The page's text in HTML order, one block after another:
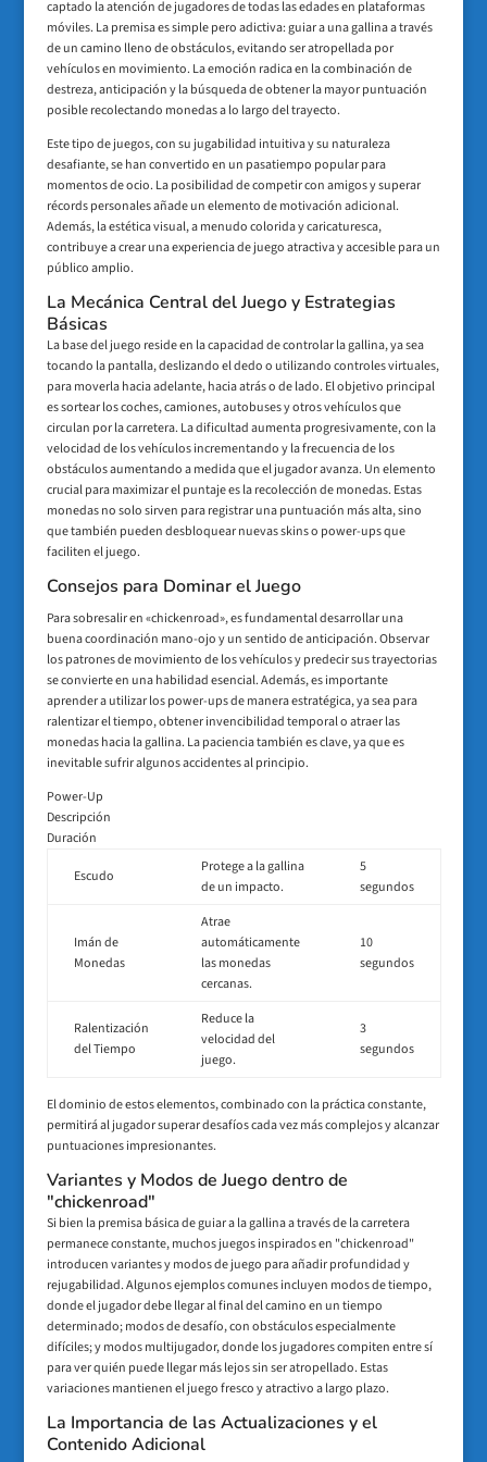
captado la atención de jugadores de todas las edades en plataformas
móviles. La premisa es simple pero adictiva: guiar a una gallina a través
de un camino lleno de obstáculos, evitando ser atropellada por
vehículos en movimiento. La emoción radica en la combinación de
destreza, anticipación y la búsqueda de obtener la mayor puntuación
posible recolectando monedas a lo largo del trayecto.
Este tipo de juegos, con su jugabilidad intuitiva y su naturaleza
desafiante, se han convertido en un pasatiempo popular para
momentos de ocio. La posibilidad de competir con amigos y superar
récords personales añade un elemento de motivación adicional.
Además, la estética visual, a menudo colorida y caricaturesca,
contribuye a crear una experiencia de juego atractiva y accesible para un
público amplio.
La Mecánica Central del Juego y Estrategias
Básicas
La base del juego reside en la capacidad de controlar la gallina, ya sea
tocando la pantalla, deslizando el dedo o utilizando controles virtuales,
para moverla hacia adelante, hacia atrás o de lado. El objetivo principal
es sortear los coches, camiones, autobuses y otros vehículos que
circulan por la carretera. La dificultad aumenta progresivamente, con la
velocidad de los vehículos incrementando y la frecuencia de los
obstáculos aumentando a medida que el jugador avanza. Un elemento
crucial para maximizar el puntaje es la recolección de monedas. Estas
monedas no solo sirven para registrar una puntuación más alta, sino
que también pueden desbloquear nuevas skins o power-ups que
faciliten el juego.
Consejos para Dominar el Juego
Para sobresalir en «chickenroad», es fundamental desarrollar una
buena coordinación mano-ojo y un sentido de anticipación. Observar
los patrones de movimiento de los vehículos y predecir sus trayectorias
se convierte en una habilidad esencial. Además, es importante
aprender a utilizar los power-ups de manera estratégica, ya sea para
ralentizar el tiempo, obtener invencibilidad temporal o atraer las
monedas hacia la gallina. La paciencia también es clave, ya que es
inevitable sufrir algunos accidentes al principio.
Power-Up
Descripción
Duración
Escudo
Protege a la gallina
de un impacto.
5
segundos
Imán de
Monedas
Atrae
automáticamente
las monedas
cercanas.
10
segundos
Ralentización
del Tiempo
Reduce la
velocidad del
juego.
3
segundos
El dominio de estos elementos, combinado con la práctica constante,
permitirá al jugador superar desafíos cada vez más complejos y alcanzar
puntuaciones impresionantes.
Variantes y Modos de Juego dentro de
"chickenroad"
Si bien la premisa básica de guiar a la gallina a través de la carretera
permanece constante, muchos juegos inspirados en "chickenroad"
introducen variantes y modos de juego para añadir profundidad y
rejugabilidad. Algunos ejemplos comunes incluyen modos de tiempo,
donde el jugador debe llegar al final del camino en un tiempo
determinado; modos de desafío, con obstáculos especialmente
difíciles; y modos multijugador, donde los jugadores compiten entre sí
para ver quién puede llegar más lejos sin ser atropellado. Estas
variaciones mantienen el juego fresco y atractivo a largo plazo.
La Importancia de las Actualizaciones y el
Contenido Adicional